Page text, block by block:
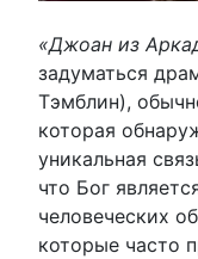
«Джоан из
задуматься
Тэмблин),
которая
уникальная
что Бог
человеческих
которые часто